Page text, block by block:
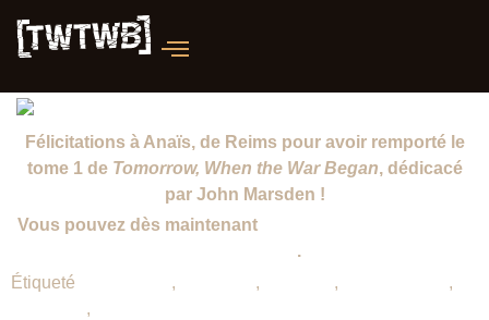
Félicitations à Anaïs, de Reims pour avoir remporté le
tome 1 de Tomorrow, When the War Began, dédicacé
par John Marsden !
Vous pouvez dès maintenant
.
Étiqueté
, , ,
,
,